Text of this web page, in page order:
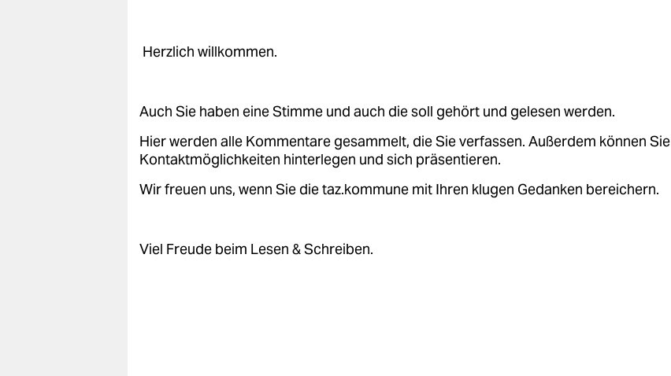
Herzlich willkommen.
Auch Sie haben eine Stimme und auch die soll gehört und gelesen werden.
Hier werden alle Kommentare gesammelt, die Sie verfassen. Außerdem können Sie
Kontaktmöglichkeiten hinterlegen und sich präsentieren.
Wir freuen uns, wenn Sie die taz.kommune mit Ihren klugen Gedanken bereichern.
Viel Freude beim Lesen & Schreiben.